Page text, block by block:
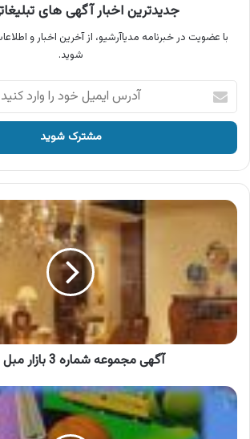
جدیدترین اخبار آگهی های
با عضویت در خبرنامه مدیاآرشیو، از آخرین اخبار و
شوید.
آدرس
ایمیل
خود
وارد
کنید
آگهی
شماره
3
بازار
مبل
ایران
آگهی مجموعه شماره 3 بازار مبل ایران
آگهی
مجموعه